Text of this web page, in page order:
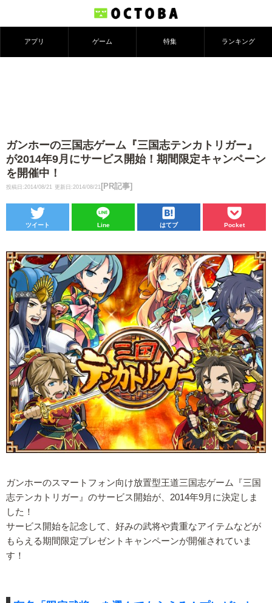
アプリ ゲーム 特集 ランキング
ガンホーの三国志ゲーム『三国志テンカトリガー』
が2014年9月にサービス開始！期間限定キャンペーン
を開催中！
投稿日:2014/08/21 更新日:2014/08/21 [PR記事]
ツイート Line はてブ Pocket
ガンホーのスマートフォン向け放置型王道三国志ゲーム『三国
志テンカトリガー』のサービス開始が、2014年9月に決定しま
した！
サービス開始を記念して、好みの武将や貴重なアイテムなどが
もらえる期間限定プレゼントキャンペーンが開催されていま
す！